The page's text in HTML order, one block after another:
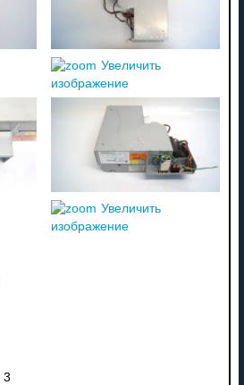
Увеличить
изображение
Увеличить
изображение
3